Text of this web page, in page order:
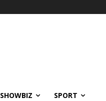
SHOWBIZ SPORT